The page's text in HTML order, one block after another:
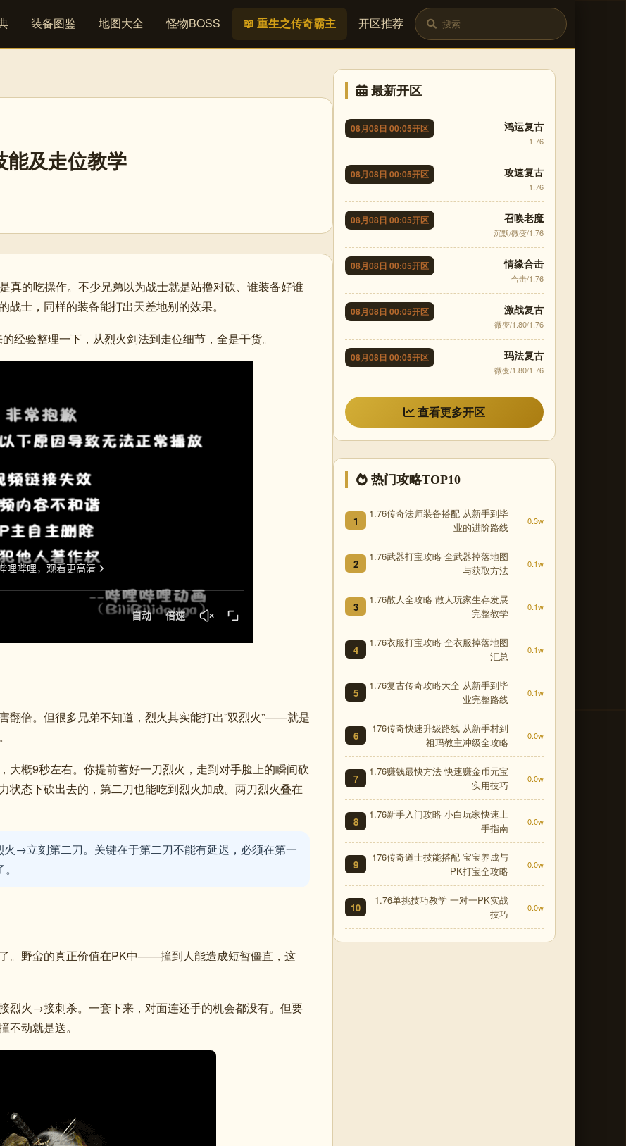
装备图鉴 地图大全 怪物BOSS 📖 重生之传奇霸主 开区推荐
及走位教学
的吃操作。不少兄弟以为战士就是站撸对砍、谁装备好谁
士，同样的装备能打出天差地别的效果。
经验整理一下，从烈火剑法到走位细节，全是干货。
翻倍。但很多兄弟不知道，烈火其实能打出”双烈火”——就是
大概9秒左右。你提前蓄好一刀烈火，走到对手脸上的瞬间砍
状态下砍出去的，第二刀也能吃到烈火加成。两刀烈火叠在
→立刻第二刀。关键在于第二刀不能有延迟，必须在第一
。野蛮的真正价值在PK中——撞到人能造成短暂僵直，这
火→接刺杀。一套下来，对面连还手的机会都没有。但要
动就是送。
最新开区
08月08日 00:05开区 鸿运复古
1.76
08月08日 00:05开区 攻速复古
1.76
08月08日 00:05开区 召唤老魔
沉默/微变/1.76
08月08日 00:05开区 情缘合击
合击/1.76
08月08日 00:05开区 激战复古
微变/1.80/1.76
08月08日 00:05开区 玛法复古
微变/1.80/1.76
查看更多开区
热门攻略TOP10
1
1.76传奇法师装备搭配 从新手到毕
业的进阶路线
0.3w
2
1.76武器打宝攻略 全武器掉落地图
与获取方法
0.1w
3
1.76散人全攻略 散人玩家生存发展
完整教学
0.1w
4
1.76衣服打宝攻略 全衣服掉落地图
汇总
0.1w
5
1.76复古传奇攻略大全 从新手到毕
业完整路线
0.1w
6
176传奇快速升级路线 从新手村到
祖玛教主冲级全攻略
0.0w
7
1.76赚钱最快方法 快速赚金币元宝
实用技巧
0.0w
8
1.76新手入门攻略 小白玩家快速上
手指南
0.0w
9
176传奇道士技能搭配 宝宝养成与
PK打宝全攻略
0.0w
10
1.76单挑技巧教学 一对一PK实战
技巧
0.0w